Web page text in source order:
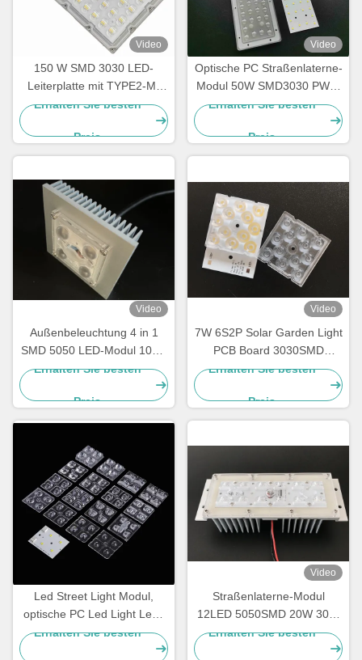
Video
150 W SMD 3030 LED-
Leiterplatte mit TYPE2-M-
Abstrahlwinkelobjektiv für
Lichtmodul-Großhändler
Erhalten Sie besten
Preis
Video
Optische PC Straßenlaterne-
Modul 50W SMD3030 PWB-
Modul-Straßenlaterne-
Erhalten Sie besten
Preis
Video
Außenbeleuchtung 4 in 1
SMD 5050 LED-Modul 10W-
15W mit 150x75-Grad-
Erhalten Sie besten
Preis
Video
7W 6S2P Solar Garden Light
PCB Board 3030SMD
Kundenspezifisches Modul
Erhalten Sie besten
Preis
Led Street Light Modul,
optische PC Led Light Lens
für IESNA Typ II
Erhalten Sie besten
Video
Straßenlaterne-Modul
12LED 5050SMD 20W 30W
LED mit Kühlkörper
Erhalten Sie besten